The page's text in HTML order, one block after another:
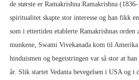
de største er Ramakrishna Ramakrishna
spiritualitet skapte stor interesse og han fikk
som i ettertiden etablerte Ramakrishnas orden
munkene, Swami Vivekanada kom til
hinduismen og begeistringen var så stor at
år. Slik startet Vedanta bevegelsen i USA og i